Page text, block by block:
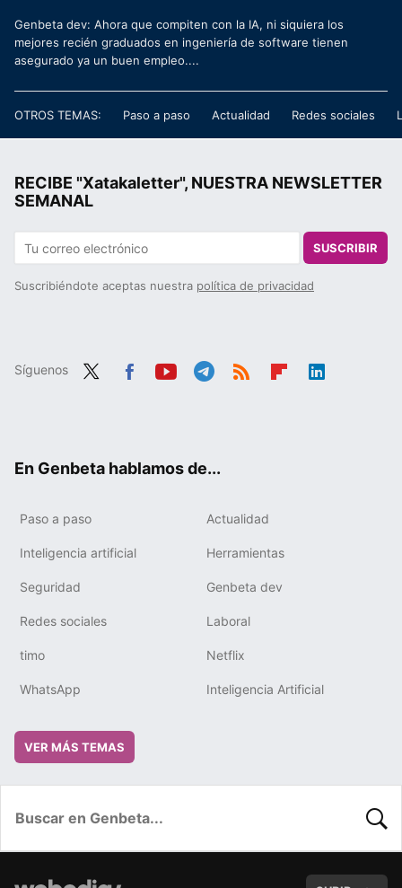
Genbeta dev: Ahora que compiten con la IA, ni siquiera los
mejores recién graduados en ingeniería de software tienen
asegurado ya un buen empleo....
OTROS TEMAS: Paso a paso Actualidad Redes sociales
RECIBE "Xatakaletter", NUESTRA NEWSLETTER
SEMANAL
SUSCRIBIR
Suscribiéndote aceptas nuestra política de privacidad
Síguenos
En Genbeta hablamos de...
Paso a paso Actualidad
Inteligencia artificial Herramientas
Seguridad Genbeta dev
Redes sociales Laboral
timo Netflix
WhatsApp Inteligencia Artificial
VER MÁS TEMAS